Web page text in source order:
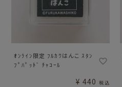
ｵﾝﾗｲﾝ限定 ﾌﾙｶﾜはんこ ｽﾀﾝ
ﾌﾟﾊﾟｯﾄﾞ ﾁｬｺｰﾙ
¥ 440 税込